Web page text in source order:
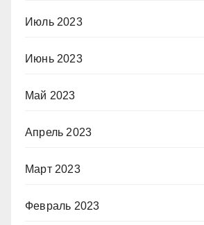
Июль 2023
Июнь 2023
Май 2023
Апрель 2023
Март 2023
Февраль 2023